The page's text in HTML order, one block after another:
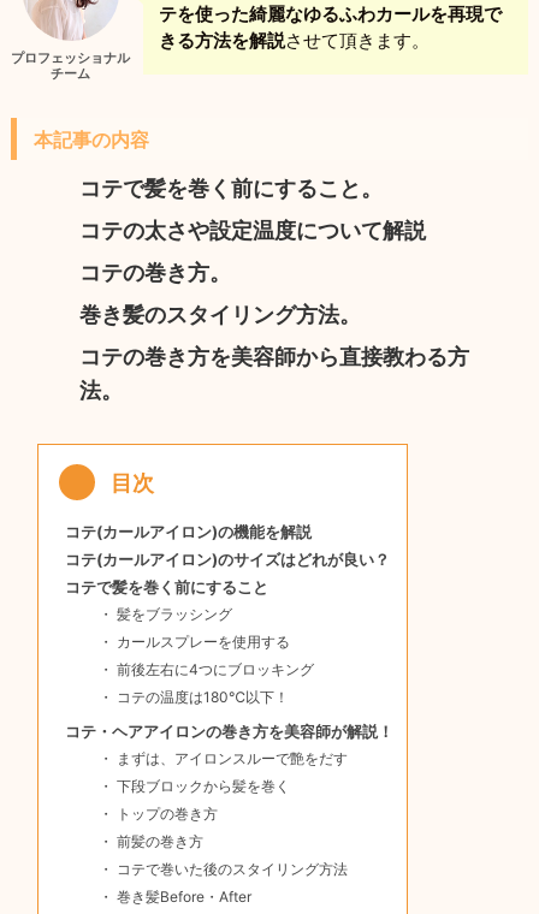
プロフェッショナル
チーム
テを使った綺麗なゆるふわカールを再現で
きる方法を解説させて頂きます。
本記事の内容
コテで髪を巻く前にすること。
コテの太さや設定温度について解説
コテの巻き方。
巻き髪のスタイリング方法。
コテの巻き方を美容師から直接教わる方
法。
コテ(カールアイロン)の機能を解説
コテ(カールアイロン)のサイズはどれが良い？
コテで髪を巻く前にすること
髪をブラッシング
カールスプレーを使用する
前後左右に4つにブロッキング
コテの温度は180℃以下！
コテ・ヘアアイロンの巻き方を美容師が解説！
まずは、アイロンスルーで艶をだす
下段ブロックから髪を巻く
トップの巻き方
前髪の巻き方
コテで巻いた後のスタイリング方法
巻き髪Before・After